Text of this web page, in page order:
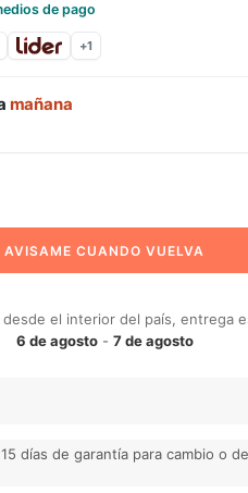
de pago
+1
mañana
AVISAME CUANDO VUELVA
desde el interior del país, entrega
6 de agosto- 7 de agosto
días de garantía para cambio o